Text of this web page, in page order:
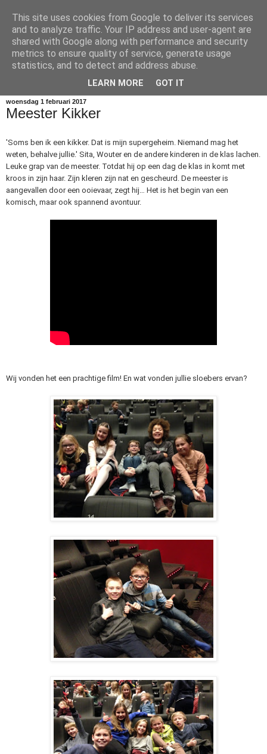
vierde leerjaar
Welkom op de blog van 4A en 4B. Lees, kijk en geniet van
onze avonturen!
woensdag 1 februari 2017
Meester Kikker
'Soms ben ik een kikker. Dat is mijn supergeheim. Niemand mag het
weten, behalve jullie.' Sita, Wouter en de andere kinderen in de klas lachen.
Leuke grap van de meester. Totdat hij op een dag de klas in komt met
kroos in zijn haar. Zijn kleren zijn nat en gescheurd. De meester is
aangevallen door een ooievaar, zegt hij… Het is het begin van een
komisch, maar ook spannend avontuur.
Wij vonden het een prachtige film! En wat vonden jullie sloebers ervan?
This site uses cookies from Google to deliver its services
and to analyze traffic. Your IP address and user-agent are
shared with Google along with performance and security
metrics to ensure quality of service, generate usage
statistics, and to detect and address abuse.
LEARN MORE GOT IT